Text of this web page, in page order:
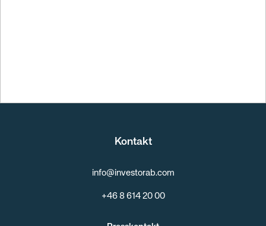
Kontakt
info@investorab.com
+46 8 614 20 00